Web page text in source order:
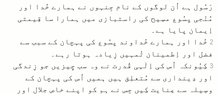
رَسُول ہے اُن لوگوں کے نام جِنہوں نے ہمارے خُدا اور
مُنّجی یِسُوع مسِیح کی راستبازی میں ہمارا سا قِیمتی
اِیمان پایا ہے۔
2 خُدا اور ہمارے خُداوند یِسُوع کی پہچان کے سبب سے
فضل اور اِطمینان تُمہیں زِیادہ ہوتا رہے۔
3 کِیُونکہ اُس کی اِلٰہی قُدرت نے وہ سب چِیزیں جو زِندگی
اور دِینداری سے مُتعلِق ہیں ہمیں اُس کی پہچان کے
وسِیلہ سے عِنایت کِیں جِس نے ہم کو اپنے خاص جلال اور